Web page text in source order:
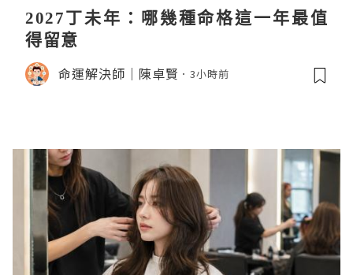
2027丁未年：哪幾種命格這一年最值
得留意
命運解決師｜陳卓賢 3小時前